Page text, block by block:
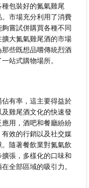
包裝好的氮氣雞尾
市場充分利用了消費
嘗試併購買各種不同
大氮氣雞尾酒的市場
些既想品嚐傳統烈酒
站式購物場所。
有率，這主要得益於
雞尾酒文化的快速發
用，酒吧和餐廳紛紛
效的行銷以及社交媒
隨著餐飲業對氮氣飲
張，多樣化的口味和
全部區域的吸引力。